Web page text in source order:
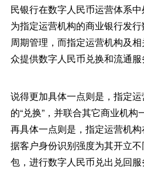
民银行在数字人民币运营体系
为指定运营机构的商业银行发
周期管理，而指定运营机构及
众提供数字人民币兑换和流通服
说得更加具体一点则是，指定
的“兑换”，并联合其它商业机构
再具体一点则是，指定运营机
据客户身份识别强度为其开立
包，进行数字人民币兑出兑回服